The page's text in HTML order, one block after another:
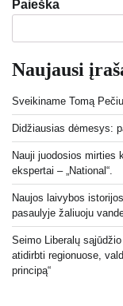
Paieška
Naujausi
Sveikiname Tomą
Didžiausias dėmesys:
Nauji juodosios mirties
ekspertai – „National“.
Naujos laivybos
pasaulyje žaliuoju
Seimo Liberalų
atidirbti regionuose,
principą“